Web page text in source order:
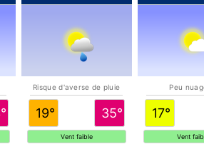
Risque d'averse de pluie
19° 35°
Vent faible
Peu
17°
Vent